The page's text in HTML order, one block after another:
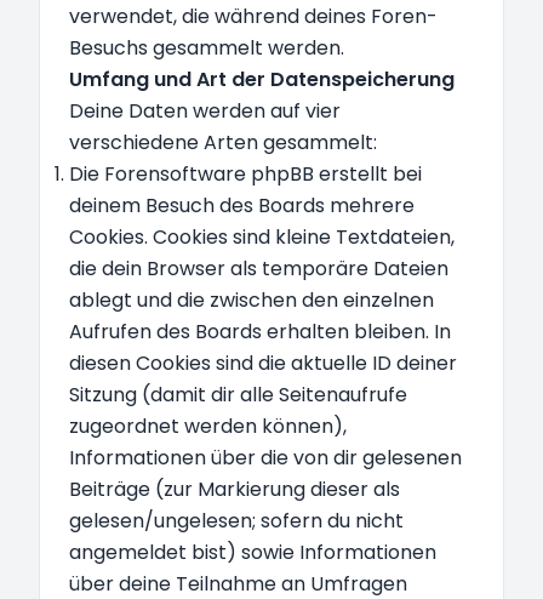
verwendet, die während deines Foren-
Besuchs gesammelt werden.
Umfang und Art der Datenspeicherung
Deine Daten werden auf vier
verschiedene Arten gesammelt:
Die Forensoftware phpBB erstellt bei
deinem Besuch des Boards mehrere
Cookies. Cookies sind kleine Textdateien,
die dein Browser als temporäre Dateien
ablegt und die zwischen den einzelnen
Aufrufen des Boards erhalten bleiben. In
diesen Cookies sind die aktuelle ID deiner
Sitzung (damit dir alle Seitenaufrufe
zugeordnet werden können),
Informationen über die von dir gelesenen
Beiträge (zur Markierung dieser als
gelesen/ungelesen; sofern du nicht
angemeldet bist) sowie Informationen
über deine Teilnahme an Umfragen